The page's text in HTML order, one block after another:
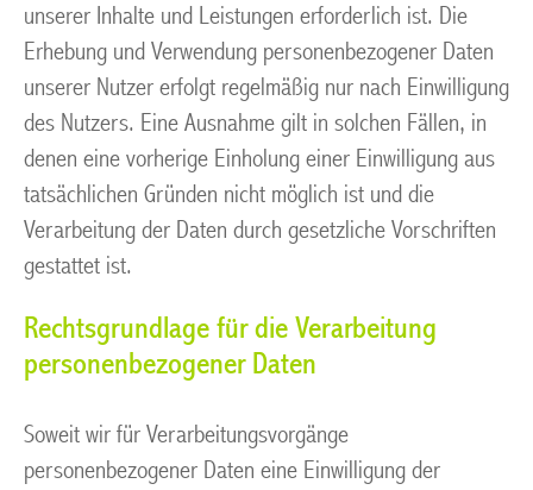
unserer Inhalte und Leistungen erforderlich ist. Die
Erhebung und Verwendung personenbezogener Daten
unserer Nutzer erfolgt regelmäßig nur nach Einwilligung
des Nutzers. Eine Ausnahme gilt in solchen Fällen, in
denen eine vorherige Einholung einer Einwilligung aus
tatsächlichen Gründen nicht möglich ist und die
Verarbeitung der Daten durch gesetzliche Vorschriften
gestattet ist.
Rechtsgrundlage für die Verarbeitung
personenbezogener Daten
Soweit wir für Verarbeitungsvorgänge
personenbezogener Daten eine Einwilligung der